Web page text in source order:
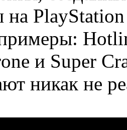
на
и Super
никак не